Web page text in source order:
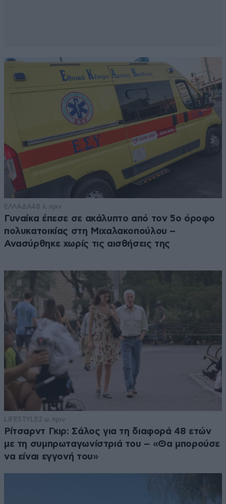
ΕΛΛΑΔΑ48 λ. πριν
Γυναίκα έπεσε σε ακάλυπτο από τον 5ο όροφο
πολυκατοικίας στη Μιχαλακοπούλου –
Ανασύρθηκε χωρίς τις αισθήσεις της
LIFESTYLE2 ω. πριν
Ρίτσαρντ Γκιρ: Σάλος για τη διαφορά 48 ετών
με τη συμπρωταγωνίστριά του – «Θα μπορούσε
να είναι εγγονή του»